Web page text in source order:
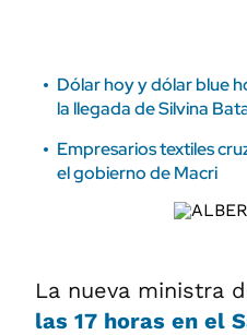
Dólar hoy y dólar blue
la llegada de Silvina
Empresarios textiles
el gobierno de Macri
La nueva ministra
las 17 horas en el